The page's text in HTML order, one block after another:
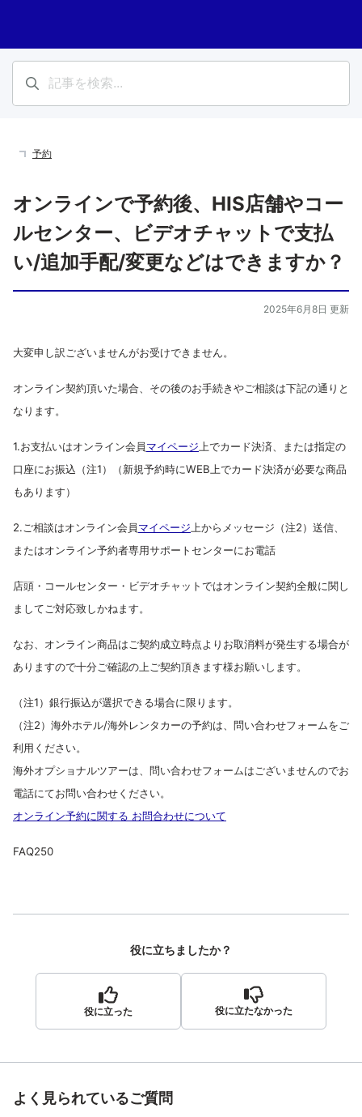
予約
オンラインで予約後、HIS店舗やコー
ルセンター、ビデオチャットで支払
い/追加手配/変更などはできますか？
2025年6月8日 更新
大変申し訳ございませんがお受けできません。
オンライン契約頂いた場合、その後のお手続きやご相談は下記の通りと
なります。
1.お支払いはオンライン会員マイページ 上でカード決済、または指定の
口座にお振込（注1）（新規予約時にWEB上でカード決済が必要な商品
もあります）
2.ご相談はオンライン会員マイページ 上からメッセージ（注2）送信、
またはオンライン予約者専用サポートセンターにお電話
店頭・コールセンター・ビデオチャットではオンライン契約全般に関し
ましてご対応致しかねます。
なお、オンライン商品はご契約成立時点よりお取消料が発生する場合が
ありますので十分ご確認の上ご契約頂きます様お願いします。
（注1）銀行振込が選択できる場合に限ります。
（注2）海外ホテル/海外レンタカーの予約は、問い合わせフォームをご
利用ください。
海外オプショナルツアーは、問い合わせフォームはございませんのでお
電話にてお問い合わせください。
オンライン予約に関する お問合わせについて
FAQ250
役に立ちましたか？
役に立った 役に立たなかった
よく見られているご質問